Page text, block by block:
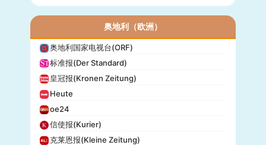
奥地利（欧洲）
奥地利国家电视台(ORF)
标准报(Der Standard)
皇冠报(Kronen Zeitung)
Heute
oe24
信使报(Kurier)
克莱恩报(Kleine Zeitung)